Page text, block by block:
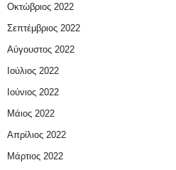
Οκτώβριος 2022
Σεπτέμβριος 2022
Αύγουστος 2022
Ιούλιος 2022
Ιούνιος 2022
Μάιος 2022
Απρίλιος 2022
Μάρτιος 2022